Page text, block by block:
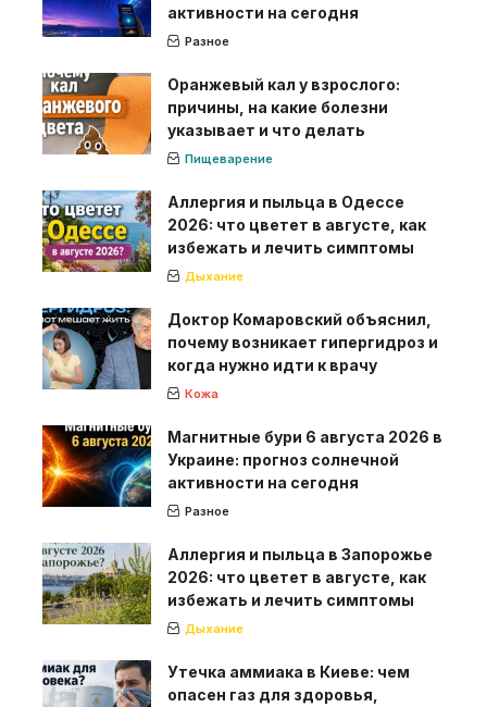
активности на сегодня
Разное
Оранжевый кал у взрослого:
причины, на какие болезни
указывает и что делать
Пищеварение
Аллергия и пыльца в Одессе
2026: что цветет в августе, как
избежать и лечить симптомы
Дыхание
Доктор Комаровский объяснил,
почему возникает гипергидроз и
когда нужно идти к врачу
Кожа
Магнитные бури 6 августа 2026 в
Украине: прогноз солнечной
активности на сегодня
Разное
Аллергия и пыльца в Запорожье
2026: что цветет в августе, как
избежать и лечить симптомы
Дыхание
Утечка аммиака в Киеве: чем
опасен газ для здоровья,